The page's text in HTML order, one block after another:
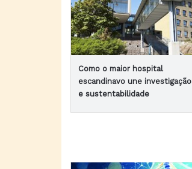
Como o maior hospital
escandinavo une investigação
e sustentabilidade